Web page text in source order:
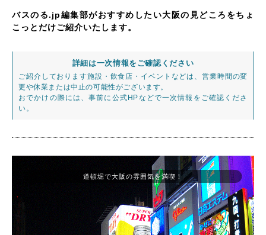
バスのる.jp編集部がおすすめしたい大阪の見どころをちょ
こっとだけご紹介いたします。
詳細は一次情報をご確認ください
ご紹介しております施設・飲食店・イベントなどは、営業時間の変
更や休業または中止の可能性がございます。
おでかけの際には、事前に公式HPなどで一次情報をご確認くださ
い。
道頓堀で大阪の雰囲気を満喫！